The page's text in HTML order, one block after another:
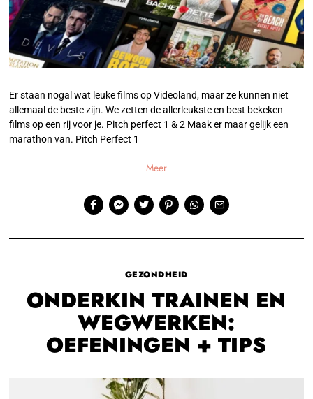
Er staan nogal wat leuke films op Videoland, maar ze kunnen niet
allemaal de beste zijn. We zetten de allerleukste en best bekeken
films op een rij voor je. Pitch perfect 1 & 2 Maak er maar gelijk een
marathon van. Pitch Perfect 1
Meer
GEZONDHEID
ONDERKIN TRAINEN EN
WEGWERKEN:
OEFENINGEN + TIPS